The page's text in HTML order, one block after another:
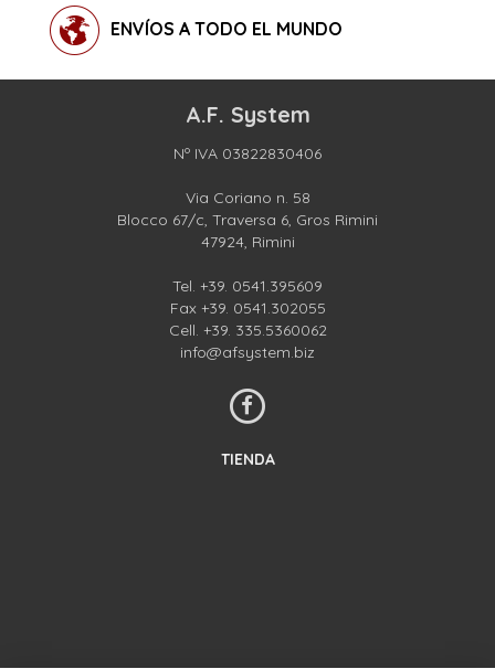
ENVÍOS A TODO EL MUNDO
A.F. System
Nº IVA 03822830406
Via Coriano n. 58
Blocco 67/c, Traversa 6, Gros Rimini
47924, Rimini
Tel. +39. 0541.395609
Fax +39. 0541.302055
Cell. +39. 335.5360062
info@afsystem.biz
TIENDA